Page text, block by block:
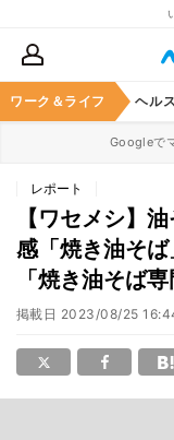
ワーク＆ライフ
マネー 暮らし ヘル
Googleで
レポート
【ワセメシ】
感「焼き油そ
「焼き油そば専
掲載日 2023/08/25